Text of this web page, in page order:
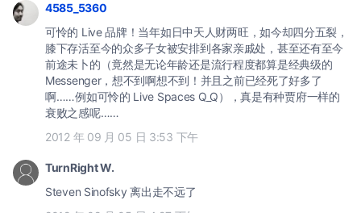
4585_5360
可怜的 Live 品牌！当年如日中天人财两旺，如今却四分五裂，
膝下存活至今的众多子女被安排到各家亲戚处，甚至还有至今
前途未卜的（竟然是无论年龄还是流行程度都算是经典级的
Messenger，想不到啊想不到！并且之前已经死了好多了
啊……例如可怜的 Live Spaces Q_Q），真是有种贾府一样的
衰败之感呢……
2012 年 09 月 05 日 3:53 下午
TurnRight W.
Steven Sinofsky 离出走不远了